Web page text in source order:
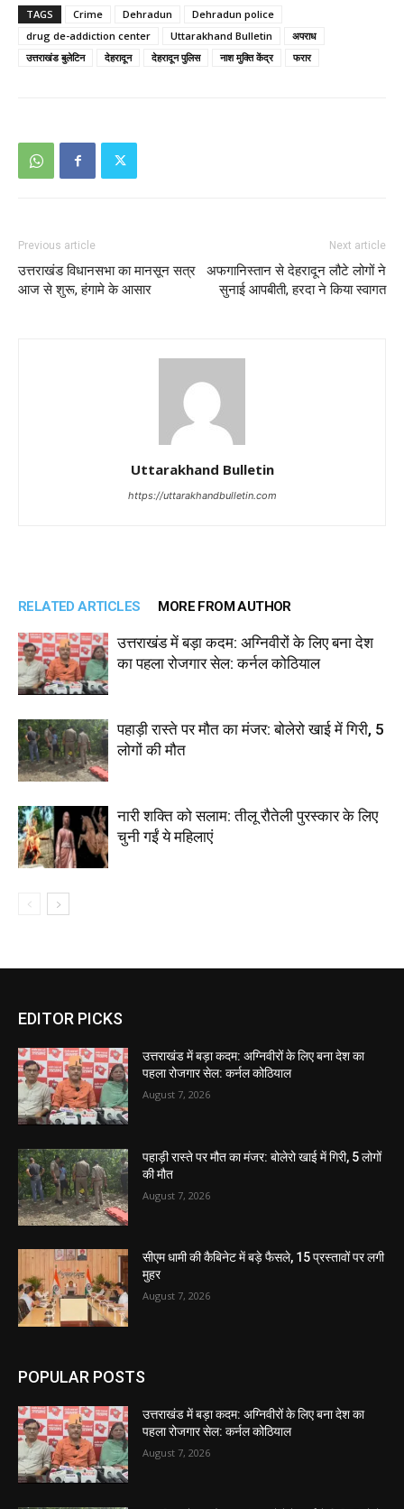
TAGS Crime Dehradun
Dehradun police
drug de-addiction center
Uttarakhand Bulletin
अपराध
उत्तराखंड बुलेटिन
देहरादून देहरादून पुलिस नाश मुक्ति केंद्र फरार
Previous article
उत्तराखंड विधानसभा का मानसून सत्र
आज से शुरू, हंगामे के आसार
Next article
अफगानिस्तान से देहरादून लौटे लोगों ने
सुनाई आपबीती, हरदा ने किया स्वागत
Uttarakhand Bulletin
https://uttarakhandbulletin.com
RELATED ARTICLES MORE FROM AUTHOR
उत्तराखंड में बड़ा कदम: अग्निवीरों के लिए बना देश
का पहला रोजगार सेल: कर्नल कोठियाल
पहाड़ी रास्ते पर मौत का मंजर: बोलेरो खाई में गिरी, 5
लोगों की मौत
नारी शक्ति को सलाम: तीलू रौतेली पुरस्कार के लिए
चुनी गईं ये महिलाएं
EDITOR PICKS
उत्तराखंड में बड़ा कदम: अग्निवीरों के लिए बना देश का
पहला रोजगार सेल: कर्नल कोठियाल
August 7, 2026
पहाड़ी रास्ते पर मौत का मंजर: बोलेरो खाई में गिरी, 5 लोगों
की मौत
August 7, 2026
सीएम धामी की कैबिनेट में बड़े फैसले, 15 प्रस्तावों पर लगी
मुहर
August 7, 2026
POPULAR POSTS
उत्तराखंड में बड़ा कदम: अग्निवीरों के लिए बना देश का
पहला रोजगार सेल: कर्नल कोठियाल
August 7, 2026